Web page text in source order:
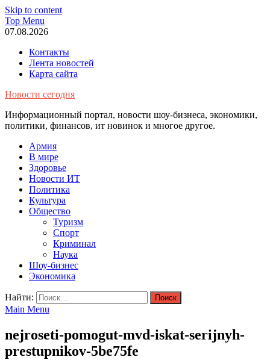
Skip to content
Top Menu
07.08.2026
Контакты
Лента новостей
Карта сайта
Новости сегодня
Информационный портал, новости шоу-бизнеса, экономики,
политики, финансов, ит новинок и многое другое.
Армия
В мире
Здоровье
Новости ИТ
Политика
Культура
Общество
Туризм
Спорт
Криминал
Наука
Шоу-бизнес
Экономика
Найти:
Main Menu
nejroseti-pomogut-mvd-iskat-serijnyh-
prestupnikov-5be75fe